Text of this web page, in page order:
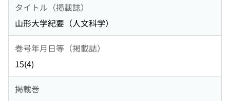
タイトル（掲載誌）
山形大学紀要（人文科学）
巻号年月日等（掲載誌）
15(4)
掲載巻